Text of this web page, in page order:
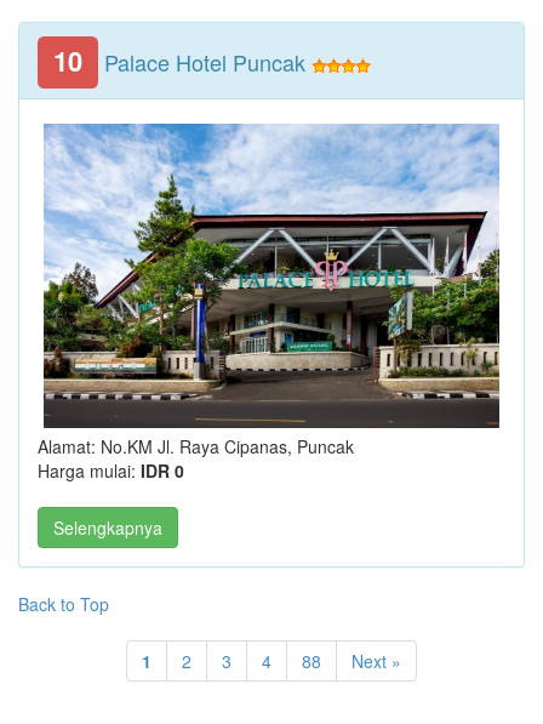
10 Palace Hotel Puncak
Alamat: No.KM Jl. Raya Cipanas, Puncak
Harga mulai: IDR 0
Selengkapnya
Back to Top
1 2 3 4 88 Next »